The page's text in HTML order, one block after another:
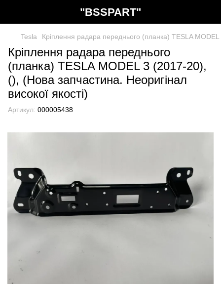
"BSSPART"
Tesla Кріплення радара переднього (планка) TESLA
Кріплення радара переднього
(планка) TESLA MODEL 3 (2017-20),
(), (Нова запчастина. Неоригінал
високої якості)
Артикул: 000005438